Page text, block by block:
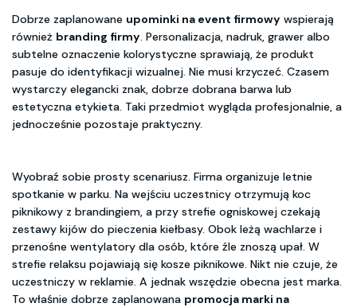
Dobrze zaplanowane upominki na event firmowy wspierają
również branding firmy. Personalizacja, nadruk, grawer albo
subtelne oznaczenie kolorystyczne sprawiają, że produkt
pasuje do identyfikacji wizualnej. Nie musi krzyczeć. Czasem
wystarczy elegancki znak, dobrze dobrana barwa lub
estetyczna etykieta. Taki przedmiot wygląda profesjonalnie, a
jednocześnie pozostaje praktyczny.
Wyobraź sobie prosty scenariusz. Firma organizuje letnie
spotkanie w parku. Na wejściu uczestnicy otrzymują koc
piknikowy z brandingiem, a przy strefie ogniskowej czekają
zestawy kijów do pieczenia kiełbasy. Obok leżą wachlarze i
przenośne wentylatory dla osób, które źle znoszą upał. W
strefie relaksu pojawiają się kosze piknikowe. Nikt nie czuje, że
uczestniczy w reklamie. A jednak wszędzie obecna jest marka.
To właśnie dobrze zaplanowana promocja marki na